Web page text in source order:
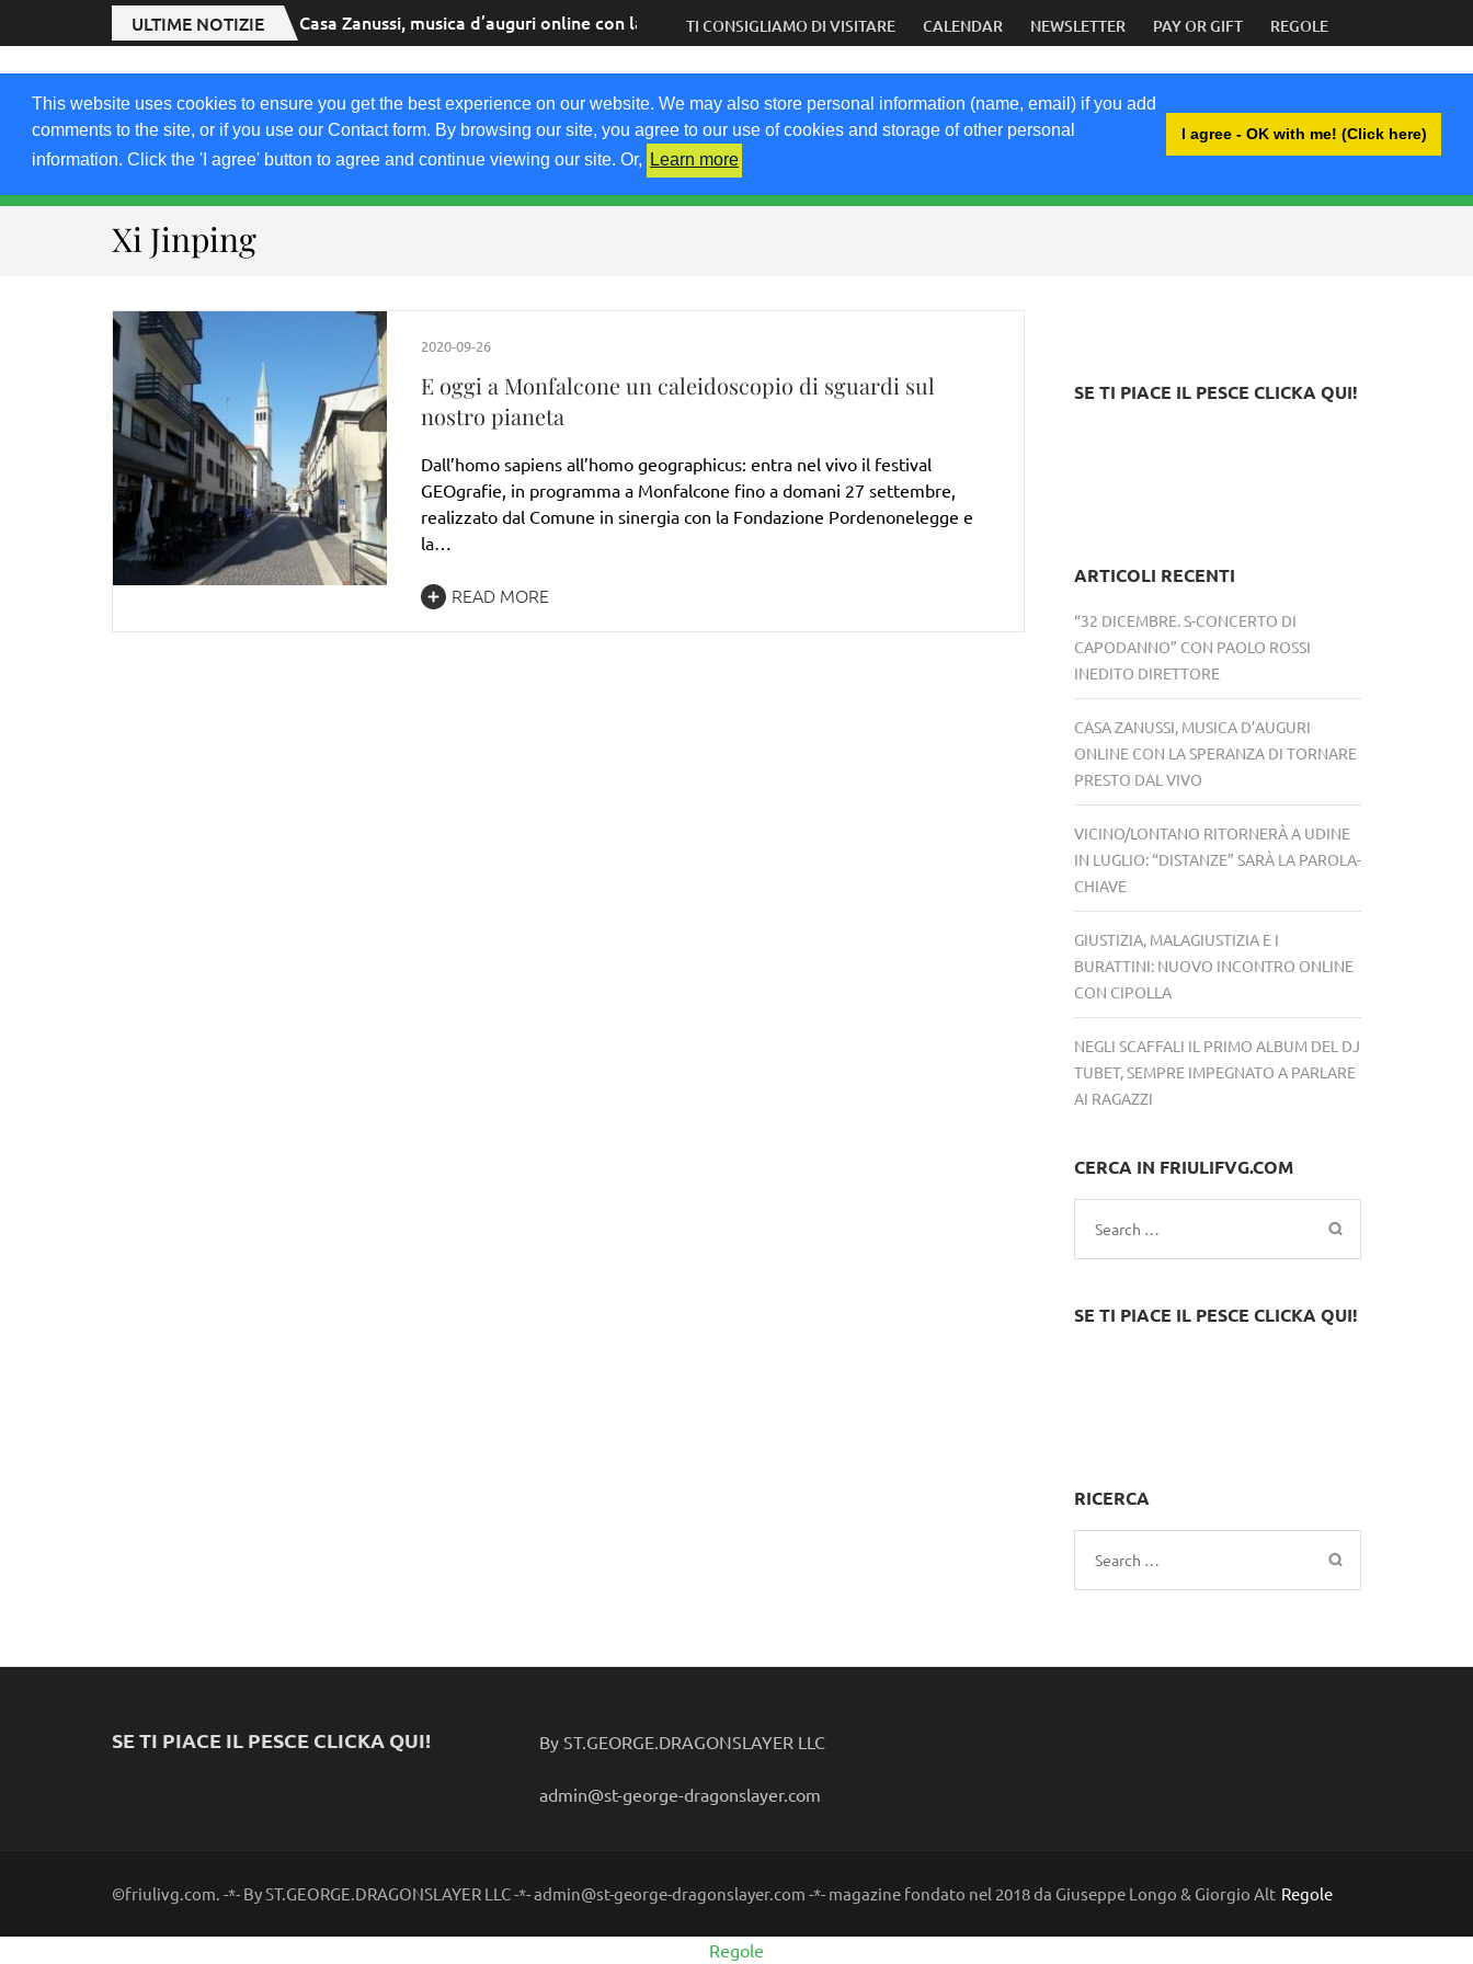
This website uses cookies to ensure you get the best experience on our website. We may also store personal information (name, email) if you add
comments to the site, or if you use our Contact form. By browsing our site, you agree to our use of cookies and storage of other personal
information. Click the 'I agree' button to agree and continue viewing our site. Or,
Learn more
I agree - OK with me! (Click here)
ULTIME NOTIZIE Casa Zanussi, musica d’auguri online con la speranza di tornare presto dal vivo
TI CONSIGLIAMO DI VISITARE CALENDAR NEWSLETTER PAY OR GIFT REGOLE
2020.FRIULIVG.COM
#Cultura #Turismo #Eventi #Territorio-FVG
HOME 2023 2021-22 2019 2018 RICETTE KM0 VIGNETO FVG
Xi Jinping
2020-09-26
E oggi a Monfalcone un caleidoscopio di sguardi sul
nostro pianeta
Dall’homo sapiens all’homo geographicus: entra nel vivo il festival
GEOgrafie, in programma a Monfalcone fino a domani 27 settembre,
realizzato dal Comune in sinergia con la Fondazione Pordenonelegge e
la…
READ MORE
SE TI PIACE IL PESCE CLICKA QUI!
ARTICOLI RECENTI
“32 DICEMBRE. S-CONCERTO DI
CAPODANNO” CON PAOLO ROSSI
INEDITO DIRETTORE
CASA ZANUSSI, MUSICA D’AUGURI
ONLINE CON LA SPERANZA DI TORNARE
PRESTO DAL VIVO
VICINO/LONTANO RITORNERÀ A UDINE
IN LUGLIO: “DISTANZE” SARÀ LA PAROLA-
CHIAVE
GIUSTIZIA, MALAGIUSTIZIA E I
BURATTINI: NUOVO INCONTRO ONLINE
CON CIPOLLA
NEGLI SCAFFALI IL PRIMO ALBUM DEL DJ
TUBET, SEMPRE IMPEGNATO A PARLARE
AI RAGAZZI
CERCA IN FRIULIFVG.COM
Search
for:
SE TI PIACE IL PESCE CLICKA QUI!
RICERCA
Search
for:
SE TI PIACE IL PESCE CLICKA QUI! By ST.GEORGE.DRAGONSLAYER LLC
admin@st-george-dragonslayer.com
©friulivg.com. -*- By ST.GEORGE.DRAGONSLAYER LLC -*- admin@st-george-dragonslayer.com -*- magazine fondato nel 2018 da Giuseppe Longo & Giorgio Alt Regole
Regole